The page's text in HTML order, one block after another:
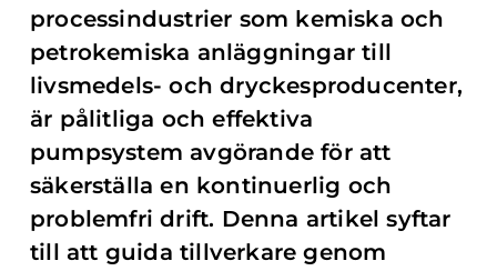
processindustrier som kemiska och
petrokemiska anläggningar till
livsmedels- och dryckesproducenter,
är pålitliga och effektiva
pumpsystem avgörande för att
säkerställa en kontinuerlig och
problemfri drift. Denna artikel syftar
till att guida tillverkare genom